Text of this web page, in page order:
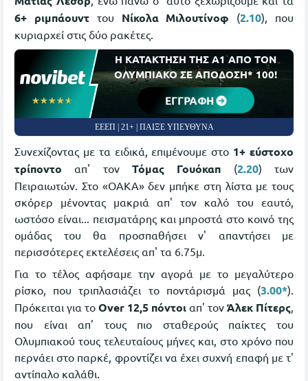
6+ ριμπάουνττου Νίκολα Μιλουτίνοφ (2.10), που
κυριαρχεί στις δύο ρακέτες.
☆☆☆☆☆
★★★★★
Η ΚΑΤΑΚΤΗΣΗ ΤΗΣ Α1 ΑΠΟ ΤΟΝ
ΟΛΥΜΠΙΑΚΟ ΣΕ ΑΠΟΔΟΣΗ* 100!
ΕΓΓΡΑΦΗ
ΕΕΕΠ | 21+ | ΠΑΙΞΕ ΥΠΕΥΘΥΝΑ
Συνεχίζοντας με τα ειδικά, επιμένουμε στο 1+ εύστοχο
τρίποντο απ' τον Τόμας Γουόκαπ (2.20) των
Πειραιωτών. Στο «ΟΑΚΑ» δεν μπήκε στη λίστα με τους
σκόρερ μένοντας μακριά απ' τον καλό του εαυτό,
ωστόσο είναι... πεισματάρης και μπροστά στο κοινό της
ομάδας του θα προσπαθήσει ν' απαντήσει με
περισσότερες εκτελέσεις απ' τα 6.75μ.
Για το τέλος αφήσαμε την αγορά με το μεγαλύτερο
ρίσκο, που τριπλασιάζει το ποντάρισμά μας (3.00*).
Πρόκειται για το Over 12,5 πόντοι απ' τον Άλεκ Πίτερς,
που είναι απ' τους πιο σταθερούς παίκτες του
Ολυμπιακού τους τελευταίους μήνες και, στο χρόνο που
περνάει στο παρκέ, φροντίζει να έχει συχνή επαφή με τ'
αντίπαλο καλάθι.